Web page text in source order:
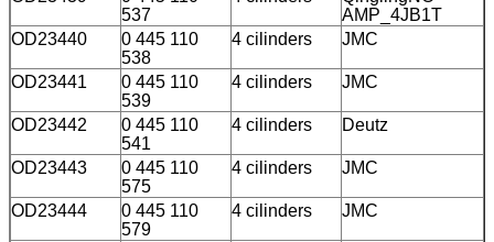
537
AMP_4JB1T
OD23440
0 445 110
538
4 cilinders JMC
OD23441
0 445 110
539
4 cilinders JMC
OD23442
0 445 110
541
4 cilinders Deutz
OD23443
0 445 110
575
4 cilinders JMC
OD23444
0 445 110
579
4 cilinders JMC